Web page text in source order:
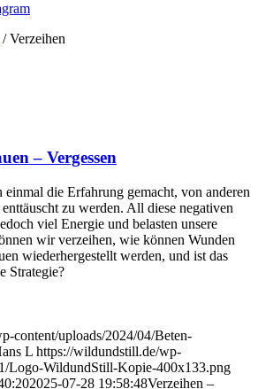
/ Verzeihen
– Vergessen
einmal die Erfahrung gemacht, von anderen
zu werden. All diese negativen
viel Energie und belasten unsere
wir verzeihen, wie können Wunden
wiederhergestellt werden, und ist das
Strategie?
content/uploads/2024/04/Beten-
L https://wildundstill.de/wp-
Logo-WildundStill-Kopie-400x133.png
2025-07-28 19:58:48Verzeihen –